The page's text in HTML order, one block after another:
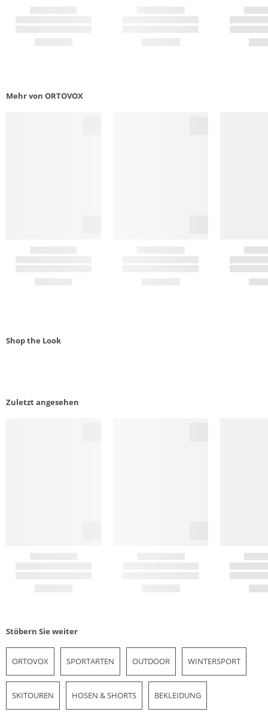
Mehr von ORTOVOX
Shop the Look
Zuletzt angesehen
Stöbern Sie weiter
ORTOVOX SPORTARTEN OUTDOOR WINTERSPORT
SKITOUREN HOSEN & SHORTS BEKLEIDUNG